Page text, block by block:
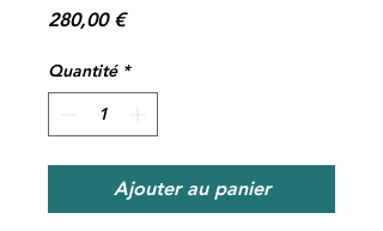
280,00 €Prix
Quantité *
Ajouter au panier